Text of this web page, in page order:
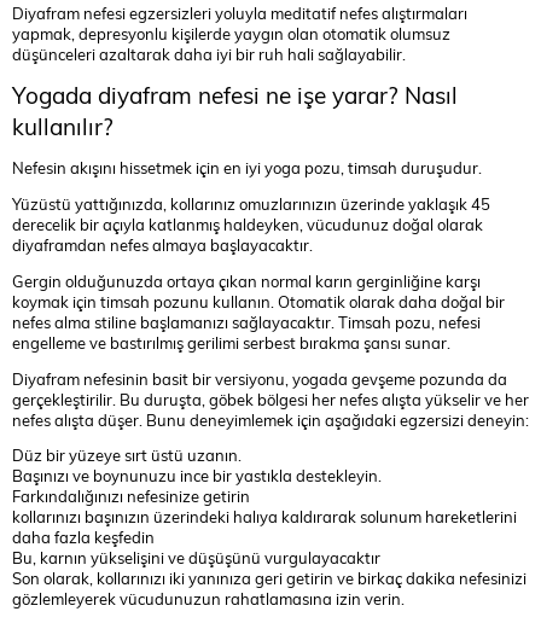
Diyafram nefesi egzersizleri yoluyla meditatif nefes alıştırmaları
yapmak, depresyonlu kişilerde yaygın olan otomatik olumsuz
düşünceleri azaltarak daha iyi bir ruh hali sağlayabilir.
Yogada diyafram nefesi ne işe yarar? Nasıl
kullanılır?
Nefesin akışını hissetmek için en iyi yoga pozu, timsah duruşudur.
Yüzüstü yattığınızda, kollarınız omuzlarınızın üzerinde yaklaşık 45
derecelik bir açıyla katlanmış haldeyken, vücudunuz doğal olarak
diyaframdan nefes almaya başlayacaktır.
Gergin olduğunuzda ortaya çıkan normal karın gerginliğine karşı
koymak için timsah pozunu kullanın. Otomatik olarak daha doğal bir
nefes alma stiline başlamanızı sağlayacaktır. Timsah pozu, nefesi
engelleme ve bastırılmış gerilimi serbest bırakma şansı sunar.
Diyafram nefesinin basit bir versiyonu, yogada gevşeme pozunda da
gerçekleştirilir. Bu duruşta, göbek bölgesi her nefes alışta yükselir ve her
nefes alışta düşer. Bunu deneyimlemek için aşağıdaki egzersizi deneyin:
Düz bir yüzeye sırt üstü uzanın.
Başınızı ve boynunuzu ince bir yastıkla destekleyin.
Farkındalığınızı nefesinize getirin
kollarınızı başınızın üzerindeki halıya kaldırarak solunum hareketlerini
daha fazla keşfedin
Bu, karnın yükselişini ve düşüşünü vurgulayacaktır
Son olarak, kollarınızı iki yanınıza geri getirin ve birkaç dakika nefesinizi
gözlemleyerek vücudunuzun rahatlamasına izin verin.